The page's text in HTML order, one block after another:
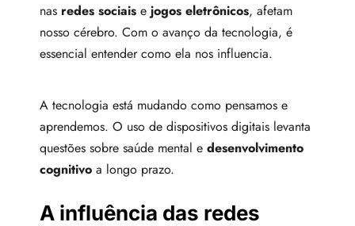
nas redes sociais e jogos eletrônicos, afetam
nosso cérebro. Com o avanço da tecnologia, é
essencial entender como ela nos influencia.
A tecnologia está mudando como pensamos e
aprendemos. O uso de dispositivos digitais levanta
questões sobre saúde mental e desenvolvimento
cognitivo a longo prazo.
A influência das redes